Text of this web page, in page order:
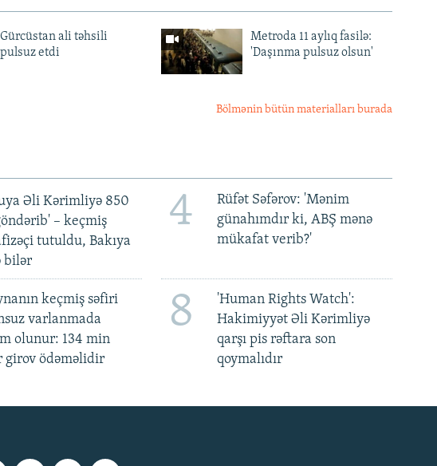
Gürcüstan ali təhsili
pulsuz etdi
Metroda 11 aylıq fasilə:
'Daşınma pulsuz olsun'
Bölmənin bütün materialları burada
Əli Kərimliyə 850
– keçmiş
tutuldu, Bakıya
bilər
4
Rüfət Səfərov: 'Mənim
günahımdır ki, ABŞ mənə
mükafat verib?'
keçmiş səfiri
varlanmada
olunur: 134 min
girov ödəməlidir
8
'Human Rights Watch':
Hakimiyyət Əli Kərimliyə
qarşı pis rəftara son
qoymalıdır